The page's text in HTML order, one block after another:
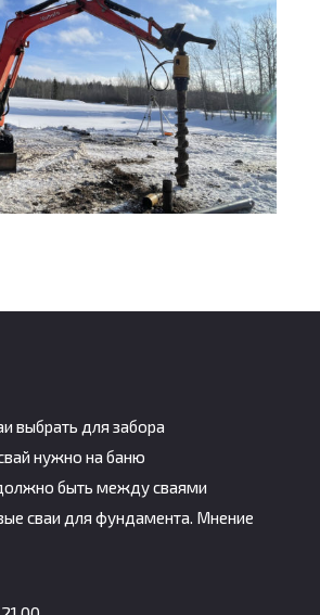
выбрать для забора
нужно на баню
быть между сваями
сваи для фундамента. Мнение